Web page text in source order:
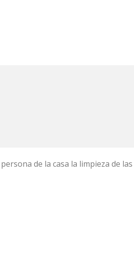
de la casa la limpieza de las